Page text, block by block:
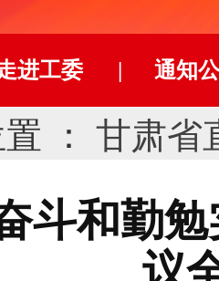
进工委 | 通知
： 甘肃省
斗和勤